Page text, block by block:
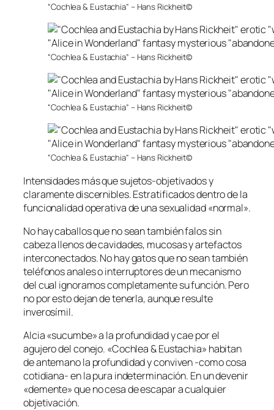
“Cochlea & Eustachia” – Hans Rickheit©
“Cochlea & Eustachia” – Hans Rickheit©
“Cochlea & Eustachia” – Hans Rickheit©
“Cochlea & Eustachia” – Hans Rickheit©
Intensidades más que sujetos-objetivados y
claramente discernibles. Estratificados dentro de la
funcionalidad operativa de una sexualidad «normal».
No hay caballos que no sean también falos sin
cabeza llenos de cavidades, mucosas y artefactos
interconectados. No hay gatos que no sean también
teléfonos anales o interruptores de un mecanismo
del cual ignoramos completamente su función. Pero
no por esto dejan de tenerla, aunque resulte
inverosímil.
Alcia «sucumbe» a la profundidad y cae por el
agujero del conejo. «Cochlea & Eustachia» habitan
de antemano la profundidad y conviven -como cosa
cotidiana- en la pura indeterminación. En un devenir
«demente» que no cesa de escapar a cualquier
objetivación.